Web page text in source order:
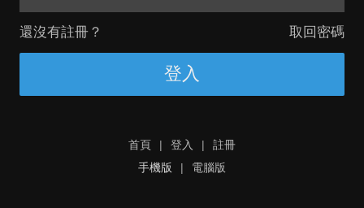
還沒有註冊？ 取回密碼
登入
首頁 | 登入 |
註冊
手機版
| 電腦版